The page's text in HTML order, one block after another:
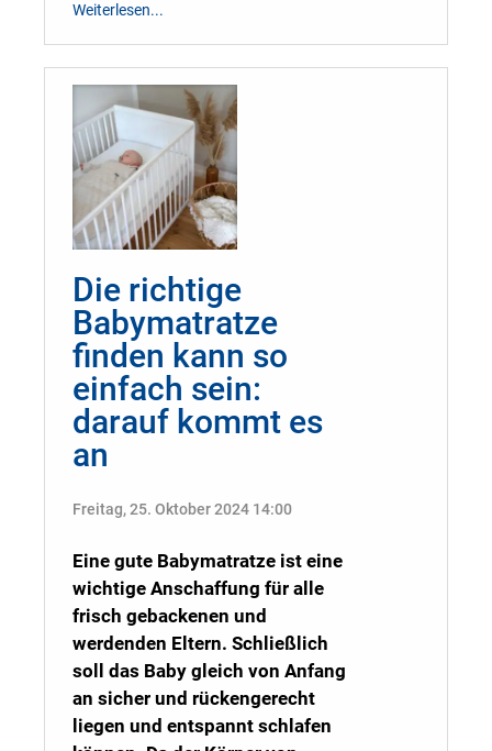
Weiterlesen...
Die richtige
Babymatratze
finden kann so
einfach sein:
darauf kommt es
an
Freitag, 25. Oktober 2024 14:00
Eine gute Babymatratze ist eine
wichtige Anschaffung für alle
frisch gebackenen und
werdenden Eltern. Schließlich
soll das Baby gleich von Anfang
an sicher und rückengerecht
liegen und entspannt schlafen